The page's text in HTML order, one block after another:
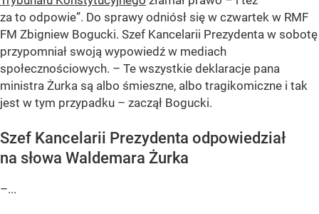
za to odpowie”. Do sprawy odniósł się w czwartek w RMF
FM Zbigniew Bogucki. Szef Kancelarii Prezydenta w sobotę
przypomniał swoją wypowiedź w mediach
społecznościowych. – Te wszystkie deklaracje pana
ministra Żurka są albo śmieszne, albo tragikomiczne i tak
jest w tym przypadku – zaczął Bogucki.
Szef Kancelarii Prezydenta odpowiedział
na słowa Waldemara Żurka
–...